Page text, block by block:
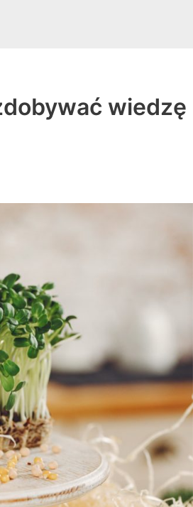
wiedzę